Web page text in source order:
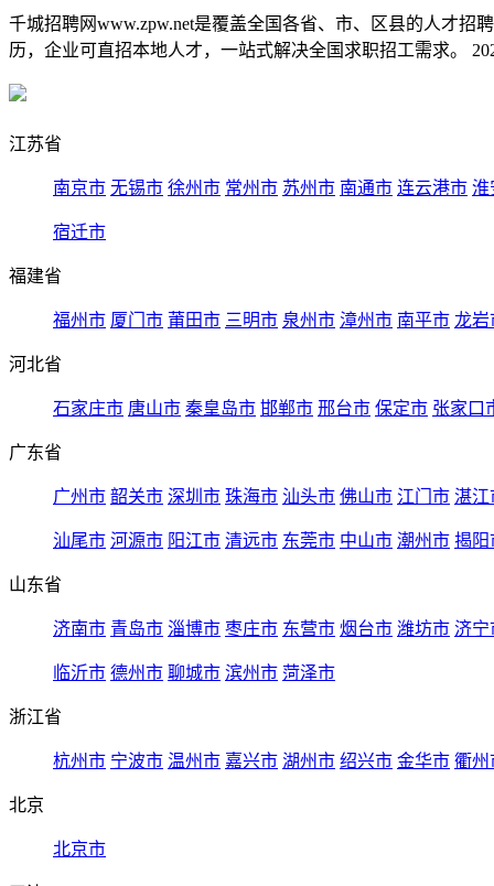
千城招聘网www.zpw.net是覆盖全国各省、市、区县的人才
历，企业可直招本地人才，一站式解决全国求职招工需求。
江苏省
南京市 无锡市 徐州市 常州市 苏州市 南通市 连云港市 淮
宿迁市
福建省
福州市 厦门市 莆田市 三明市 泉州市 漳州市 南平市 龙岩
河北省
石家庄市 唐山市 秦皇岛市 邯郸市 邢台市 保定市 张家口
广东省
广州市 韶关市 深圳市 珠海市 汕头市 佛山市 江门市 湛江
汕尾市 河源市 阳江市 清远市 东莞市 中山市 潮州市 揭阳
山东省
济南市 青岛市 淄博市 枣庄市 东营市 烟台市 潍坊市 济宁
临沂市 德州市 聊城市 滨州市 菏泽市
浙江省
杭州市 宁波市 温州市 嘉兴市 湖州市 绍兴市 金华市 衢州
北京
北京市